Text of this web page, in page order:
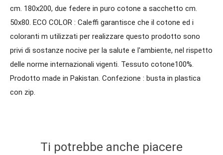
cm. 180x200, due federe in puro cotone a sacchetto cm.
50x80. ECO COLOR : Caleffi garantisce che il cotone ed i
coloranti m utilizzati per realizzare questo prodotto sono
privi di sostanze nocive per la salute e l'ambiente, nel rispetto
delle norme internazionali vigenti. Tessuto cotone100%.
Prodotto made in Pakistan. Confezione : busta in plastica
con zip.
Ti potrebbe anche piacere